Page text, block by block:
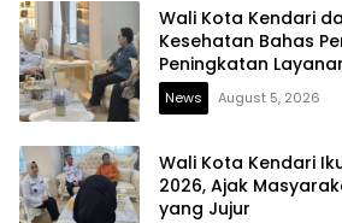
Wali Kota Kendari
Kesehatan Bahas
Peningkatan
News August 5, 2026
Wali Kota Kendari
2026, Ajak
yang Jujur